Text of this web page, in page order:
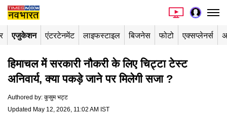
एजुकेशन एंटरटेनमेंट लाइफस्टाइल बिजनेस फोटो एक्सप्लेनर्स
हिमाचल में सरकारी नौकरी के लिए चिट्टा टेस्ट
अनिवार्य, क्या पकड़े जाने पर मिलेगी सजा ?
Authored by: कुसुम भट्ट
Updated May 12, 2026, 11:02 AM IST